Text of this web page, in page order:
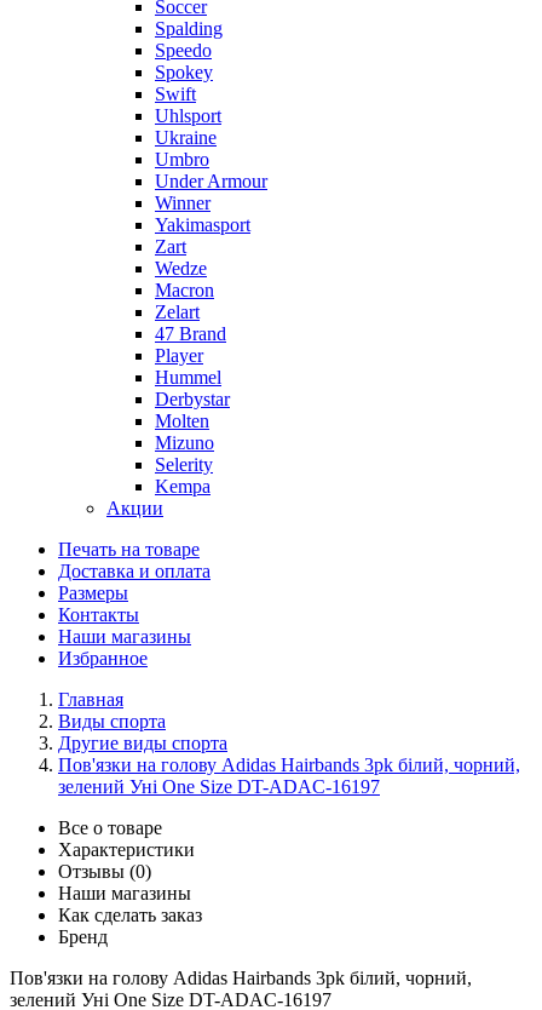
Soccer
Spalding
Speedo
Spokey
Swift
Uhlsport
Ukraine
Umbro
Under Armour
Winner
Yakimasport
Zart
Wedze
Macron
Zelart
47 Brand
Player
Hummel
Derbystar
Molten
Mizuno
Selerity
Kempa
Акции
Печать на товаре
Доставка и оплата
Размеры
Контакты
Наши магазины
Избранное
Главная
Виды спорта
Другие виды спорта
Пов'язки на голову Adidas Hairbands 3pk білий, чорний,
зелений Уні One Size DT-ADAC-16197
Все о товаре
Характеристики
Отзывы (0)
Наши магазины
Как сделать заказ
Бренд
Пов'язки на голову Adidas Hairbands 3pk білий, чорний,
зелений Уні One Size DT-ADAC-16197